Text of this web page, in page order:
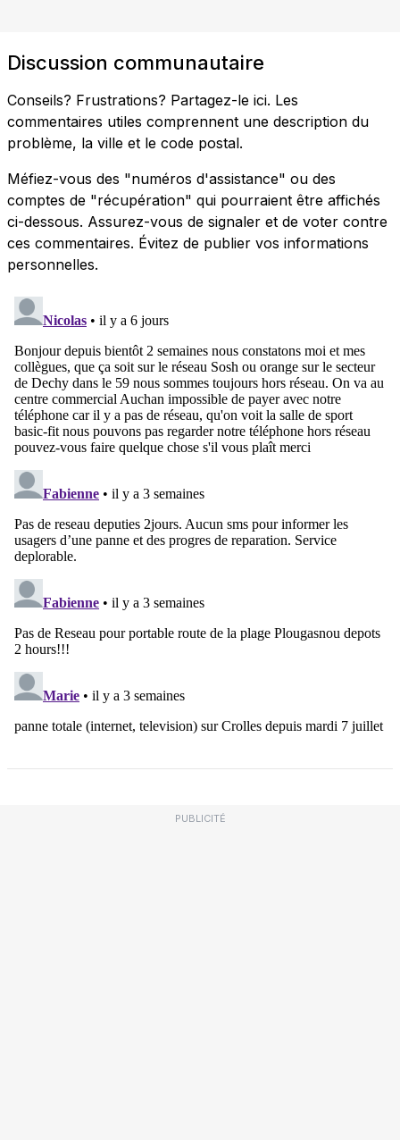
Discussion communautaire
Conseils? Frustrations? Partagez-le ici. Les
commentaires utiles comprennent une description du
problème, la ville et le code postal.
Méfiez-vous des "numéros d'assistance" ou des
comptes de "récupération" qui pourraient être affichés
ci-dessous. Assurez-vous de signaler et de voter contre
ces commentaires. Évitez de publier vos informations
personnelles.
PUBLICITÉ